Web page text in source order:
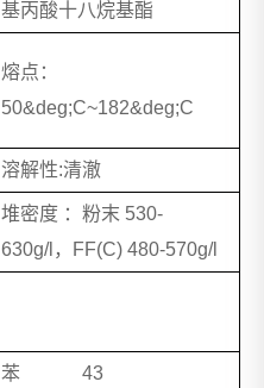
基丙酸十八烷基酯
熔点：
50&deg;C~182&deg;C
溶解性:清澈
堆密度 ：粉末 530-
630g/l，FF(C) 480-570g/l
苯 43